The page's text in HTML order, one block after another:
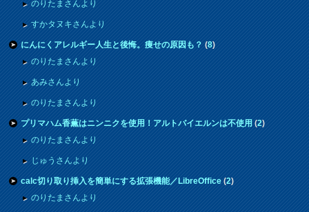
のりたまさんより
すかタヌキさんより
にんにくアレルギー人生と後悔。痩せの原因も？(8)
のりたまさんより
あみさんより
のりたまさんより
プリマハム香薫はニンニクを使用！アルトバイエルンは不使用(2)
のりたまさんより
じゅうさんより
calc切り取り挿入を簡単にする拡張機能／LibreOffice(2)
のりたまさんより